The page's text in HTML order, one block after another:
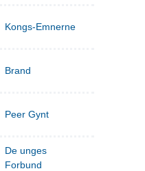
Kongs-Emnerne
Brand
Peer Gynt
De unges
Forbund